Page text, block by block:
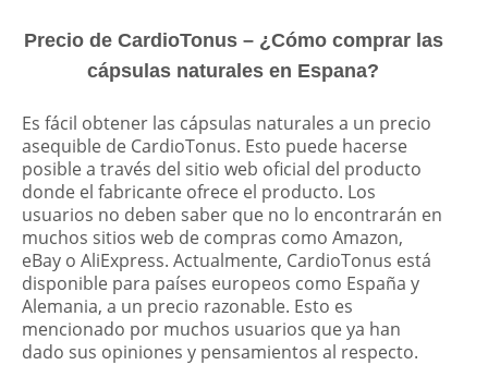
Precio de CardioTonus – ¿Cómo comprar las
cápsulas naturales en Espana?
Es fácil obtener las cápsulas naturales a un precio
asequible de CardioTonus. Esto puede hacerse
posible a través del sitio web oficial del producto
donde el fabricante ofrece el producto. Los
usuarios no deben saber que no lo encontrarán en
muchos sitios web de compras como Amazon,
eBay o AliExpress. Actualmente, CardioTonus está
disponible para países europeos como España y
Alemania, a un precio razonable. Esto es
mencionado por muchos usuarios que ya han
dado sus opiniones y pensamientos al respecto.